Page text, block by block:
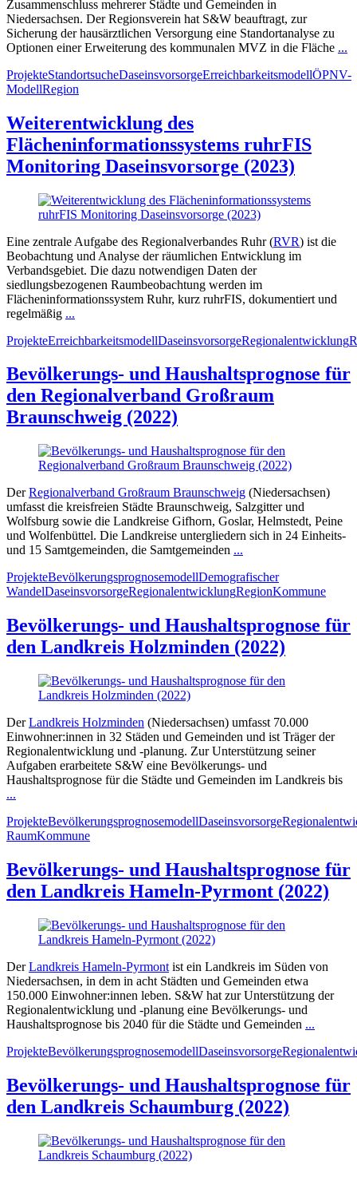
Zusammenschluss mehrerer Städte und Gemeinden in
Niedersachsen. Der Regionsverein hat S&W beauftragt, zur
Sicherung der hausärztlichen Versorgung eine Standortanalyse zu
Optionen einer Erweiterung des kommunalen MVZ in die Fläche ...
ProjekteStandortsucheDaseinsvorsorgeErreichbarkeitsmodellÖPNV-
ModellRegion
Weiterentwicklung des
Flächeninformationssystems ruhrFIS
Monitoring Daseinsvorsorge (2023)
Eine zentrale Aufgabe des Regionalverbandes Ruhr (RVR) ist die
Beobachtung und Analyse der räumlichen Entwicklung im
Verbandsgebiet. Die dazu notwendigen Daten der
siedlungsbezogenen Raumbeobachtung werden im
Flächeninformationssystem Ruhr, kurz ruhrFIS, dokumentiert und
regelmäßig ...
ProjekteErreichbarkeitsmodellDaseinsvorsorgeRegionalentwicklung
Bevölkerungs- und Haushaltsprognose für
den Regionalverband Großraum
Braunschweig (2022)
DerRegionalverband Großraum Braunschweig (Niedersachsen)
umfasst die kreisfreien Städte Braunschweig, Salzgitter und
Wolfsburg sowie die Landkreise Gifhorn, Goslar, Helmstedt, Peine
und Wolfenbüttel. Die Landkreise untergliedern sich in 24 Einheits-
und 15 Samtgemeinden, die Samtgemeinden ...
ProjekteBevölkerungsprognosemodellDemografischer
WandelDaseinsvorsorgeRegionalentwicklungRegionKommune
Bevölkerungs- und Haushaltsprognose für
den Landkreis Holzminden (2022)
DerLandkreis Holzminden (Niedersachsen) umfasst 70.000
Einwohner:innen in 32 Städen und Gemeinden und ist Träger der
Regionalentwicklung und -planung. Zur Unterstützung seiner
Aufgaben erarbeitete S&W eine Bevölkerungs- und
Haushaltsprognose für die Städte und Gemeinden im Landkreis bis
...
ProjekteBevölkerungsprognosemodellDaseinsvorsorge
RaumKommune
Bevölkerungs- und Haushaltsprognose für
den Landkreis Hameln-Pyrmont (2022)
DerLandkreis Hameln-Pyrmont ist ein Landkreis im Süden von
Niedersachsen, in dem in acht Städten und Gemeinden etwa
150.000 Einwohner:innen leben. S&W hat zur Unterstützung der
Regionalentwicklung und -planung eine Bevölkerungs- und
Haushaltsprognose bis 2040 für die Städte und Gemeinden ...
ProjekteBevölkerungsprognosemodellDaseinsvorsorge
Bevölkerungs- und Haushaltsprognose für
den Landkreis Schaumburg (2022)